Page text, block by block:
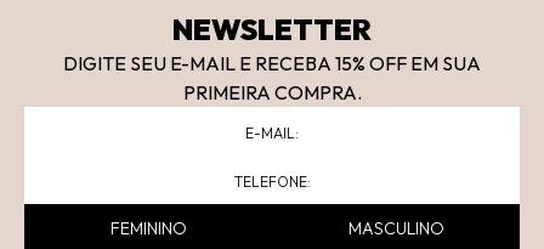
NEWSLETTER
DIGITE SEU E-MAIL E RECEBA 15% OFF EM SUA
PRIMEIRA COMPRA.
FEMININO MASCULINO